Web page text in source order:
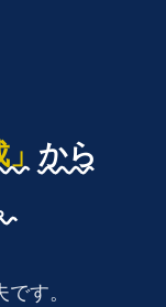
から
す。